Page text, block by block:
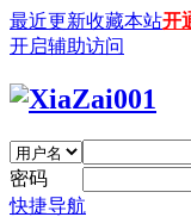
最近更新收藏本站开
开启辅助访问
密码
快捷导航